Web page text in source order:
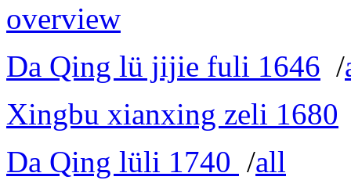
overview
Da Qing lü jijie fuli 1646 /
Xingbu xianxing zeli 1680
Da Qing lüli 1740 /all